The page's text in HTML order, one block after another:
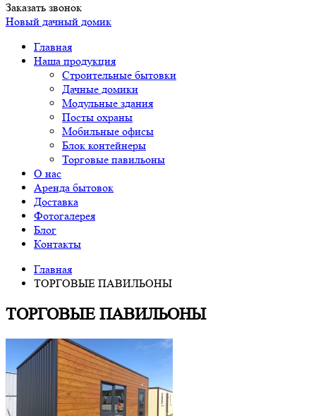
Заказать звонок
Новый дачный домик
Главная
Наша продукция
Строительные бытовки
Дачные домики
Модульные здания
Посты охраны
Мобильные офисы
Блок контейнеры
Торговые павильоны
О нас
Аренда бытовок
Доставка
Фотогалерея
Блог
Контакты
Главная
ТОРГОВЫЕ ПАВИЛЬОНЫ
ТОРГОВЫЕ ПАВИЛЬОНЫ